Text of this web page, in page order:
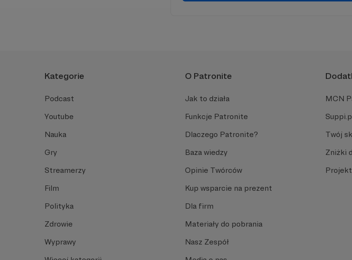
Kategorie
Podcast
Youtube
Nauka
Gry
Streamerzy
Film
Polityka
Zdrowie
Wyprawy
O Patronite
Jak to działa
Funkcje Patronite
Dlaczego Patronite?
Baza wiedzy
Opinie Twórców
Kup wsparcie na prezent
Dla firm
Materiały do pobrania
Nasz Zespół
MCN
Twój
Zniżki